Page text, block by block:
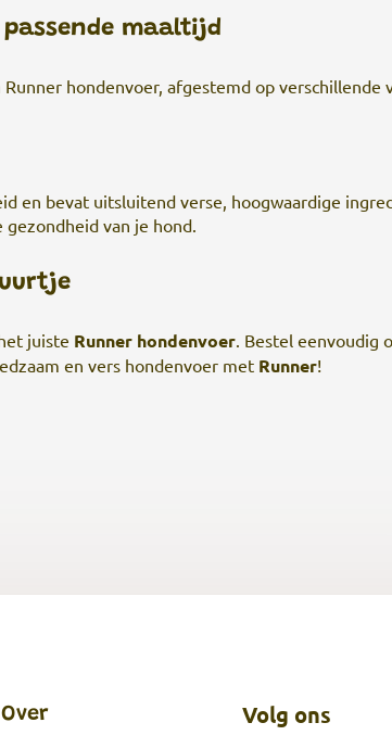
passende maaltijd
hondenvoer, afgestemd op verschillende
en bevat uitsluitend verse, hoogwaardige
van je hond.
juiste Runner hondenvoer. Bestel eenvoudig
en vers hondenvoer met Runner!
Over Volg ons